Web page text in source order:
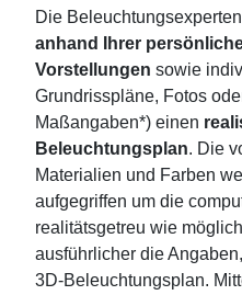
Die
anhand Ihrer
Vorstellungen sowie
Grundrisspläne, Fotos
Maßangaben*) einen
Beleuchtungsplan. Die
Materialien und Farben
aufgegriffen um die
realitätsgetreu wie
ausführlicher die
3D-Beleuchtungsplan.